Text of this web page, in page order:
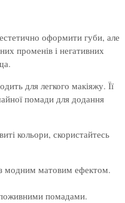
оформити губи, але
променів і негативних
для легкого макіяжу. Її
помади для додання
кольори, скористайтесь
модним матовим ефектом.
помадами.